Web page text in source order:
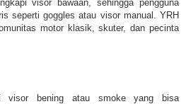
visor bawaan, sehingga pengguna
seperti goggles atau visor manual. YRH
motor klasik, skuter, dan pecinta
visor bening atau smoke yang bisa